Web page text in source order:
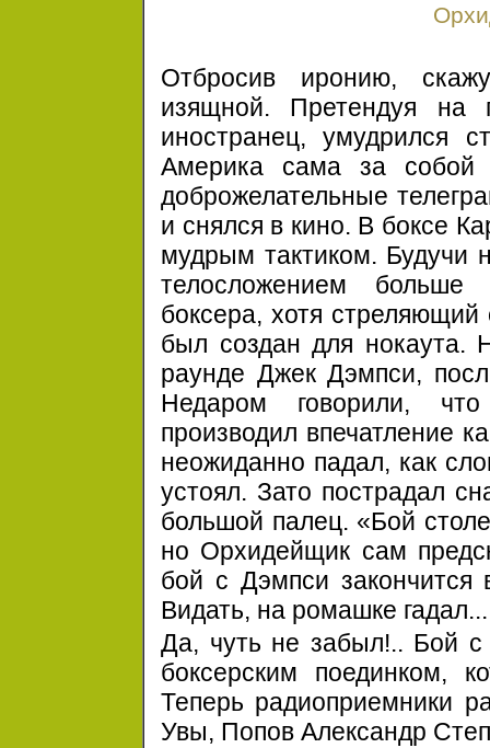
Отбросив иронию,
изящной. Претендуя на
иностранец, умудрился
Америка сама за собой
доброжелательные
и снялся в кино. В боксе
мудрым тактиком. Будучи
телосложением больше
боксера, хотя
был создан для нокаута.
раунде Джек Дэмпси,
Недаром говорили,
производил впечатление
неожиданно падал, как
устоял. Зато пострадал
большой палец. «Бой
но Орхидейщик сам
бой с Дэмпси закончится
Видать, на ромашке гадал...
Да, чуть не забыл!.. Бой с
боксерским поединком,
Теперь радиоприемники
Увы, Попов Александр